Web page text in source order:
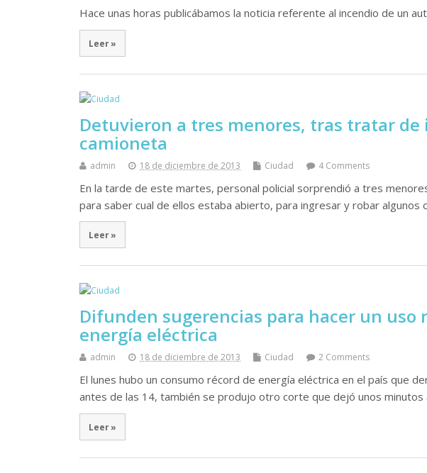
Hace unas horas publicábamos la noticia referente al incendio de un
Leer »
Detuvieron a tres menores, tras tratar de
camioneta
admin 18 de diciembre de 2013 Ciudad 4 Comments
En la tarde de este martes, personal policial sorprendió a tres
para saber cual de ellos estaba abierto, para ingresar y robar algunos
Leer »
Difunden sugerencias para hacer un uso
energía eléctrica
admin 18 de diciembre de 2013 Ciudad 2 Comments
El lunes hubo un consumo récord de energía eléctrica en el país que
antes de las 14, también se produjo otro corte que dejó unos minutos
Leer »